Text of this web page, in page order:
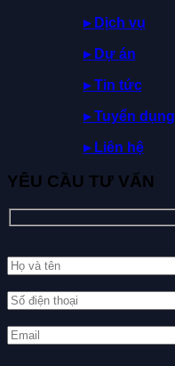
▸ Dịch vụ
▸ Dự án
▸ Tin tức
▸ Tuyển dụng
▸ Liên hệ
YÊU CẦU TƯ VẤN